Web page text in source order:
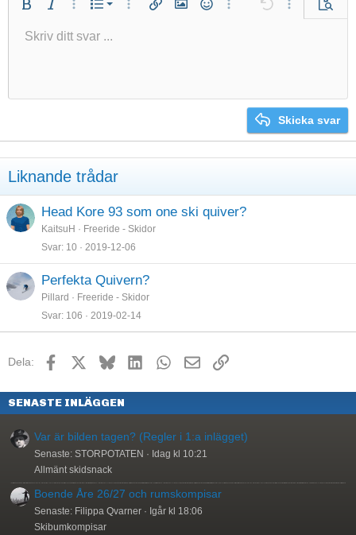
Fet KursivFler alternativ...
Lista
Numrerad lista
Fler alternativ...
Infoga länk
Infoga bild
SmiliesFler alternativ...
ÅngraFler
Fontstorlek
9
22
26
Text färgTypsnittsfamilj
Times New Roman
Verdana
Genomslag
Justera textVänsterjustera
Paragraph format
Normal
Heading 2
Insert GIF
CitatMediaInfoga tabell
RedoVäxla BB-kod
Ta bort formatering
Utkast
Skriv ditt svar ...
Skicka svar
Liknande trådar
Head Kore 93 som one ski quiver?
KaitsuH
Freeride - Skidor
Svar 10 2019-12-06
Perfekta Quivern?
Pillard
Freeride - Skidor
Svar 106 2019-02-14
Dela: Facebook BlueskyLinkedInWhatsApp
E-postLänk
SENASTE INLÄGGEN
Var är bilden tagen? (Regler i 1:a inlägget)
Senaste: STORPOTATEN
Idag kl 10:21
Allmänt skidsnack
Boende Åre 26/27 och rumskompisar
Senaste: Filippa Qvarner
Igår kl 18:06
Skibumkompisar